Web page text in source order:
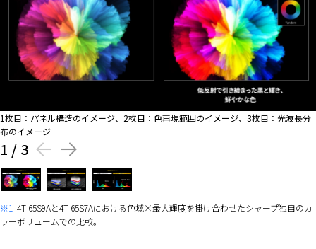
1枚目：パネル構造のイメージ、2枚目：色再現範囲のイメージ、3枚目：光波長分
布のイメージ
1 / 3
※1 4T-65S9Aと4T-65S7Aにおける色域×最大輝度を掛け合わせたシャープ独自のカ
ラーボリュームでの比較。